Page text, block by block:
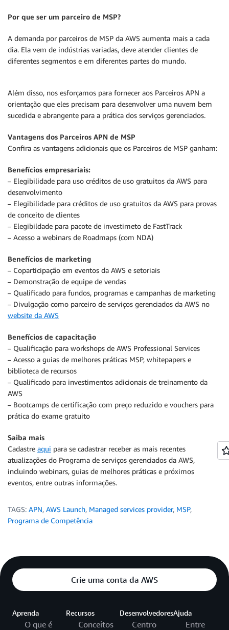
Por que ser um parceiro de MSP?
A demanda por parceiros de MSP da AWS aumenta mais a cada
dia. Ela vem de indústrias variadas, deve atender clientes de
diferentes segmentos e em diferentes partes do mundo.
Além disso, nos esforçamos para fornecer aos Parceiros APN a
orientação que eles precisam para desenvolver uma nuvem bem
sucedida e abrangente para a prática dos serviços gerenciados.
Vantagens dos Parceiros APN de MSP
Confira as vantagens adicionais que os Parceiros de MSP ganham:
Benefícios empresariais:
– Elegibilidade para uso créditos de uso gratuitos da AWS para
desenvolvimento
– Elegibilidade para créditos de uso gratuitos da AWS para provas
de conceito de clientes
– Elegibildade para pacote de investimeto de FastTrack
– Acesso a webinars de Roadmaps (com NDA)
Benefícios de marketing
– Coparticipação em eventos da AWS e setoriais
– Demonstração de equipe de vendas
– Qualificado para fundos, programas e campanhas de marketing
– Divulgação como parceiro de serviços gerenciados da AWS no
website da AWS
Benefícios de capacitação
– Qualificação para workshops de AWS Professional Services
– Acesso a guias de melhores práticas MSP, whitepapers e
biblioteca de recursos
– Qualificado para investimentos adicionais de treinamento da
AWS
– Bootcamps de certificação com preço reduzido e vouchers para
prática do exame gratuito
Saiba mais
Cadastre aqui para se cadastrar receber as mais recentes
atualizações do Programa de serviços gerenciados da AWS,
incluindo webinars, guias de melhores práticas e próximos
eventos, entre outras informações.
TAGS: APN, AWS Launch, Managed services provider, MSP,
Programa de Competência
Crie uma conta da AWS
Aprenda
O que é
Recursos
Conceitos
Desenvolvedores
Centro
Ajuda
Entre